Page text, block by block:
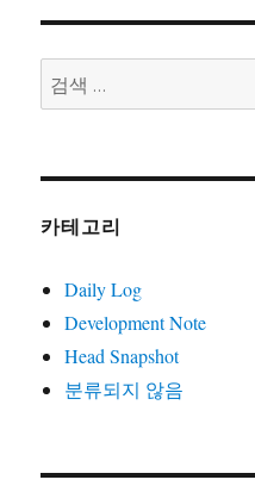
검
색:
카테고리
Daily Log
Development Note
Head Snapshot
분류되지 않음